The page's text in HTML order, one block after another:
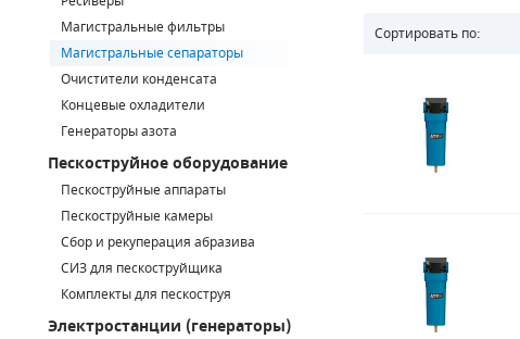
Магистральные фильтры
Магистральные сепараторы
Очистители конденсата
Концевые охладители
Генераторы азота
Пескоструйное оборудование
Пескоструйные аппараты
Пескоструйные камеры
Сбор и рекуперация абразива
СИЗ для пескоструйщика
Комплекты для пескоструя
Электростанции (генераторы)
Сортировать по:
САДОВАЯ ТЕХНИКА
КОНТЕЙНЕРЫ ДЛЯ ОБОРУДОВАНИЯ
КАНАЛИЗАЦИОННЫЕ НАСОСЫ
ДИЗЕЛЬНЫЕ МОТОПОМПЫ
ТАЛИ И ТЕЛЬФЕРЫ
ЛЕНТОЧНОПИЛЬНЫЕ СТАНКИ
КОНТРОЛЛЕРЫ (БЛОКИ УПРАВЛЕНИЯ)
ВПУСКНЫЕ КЛАПАНЫ
ОБРАТНЫЕ КЛАПАНЫ
КЛАПАНЫ МИНИМАЛЬНОГО ДАВЛЕНИЯ
РЕЛЕ ДАВЛЕНИЯ ДЛЯ ДЛЯ КОМПРЕССОРОВ
ДАТЧИКИ